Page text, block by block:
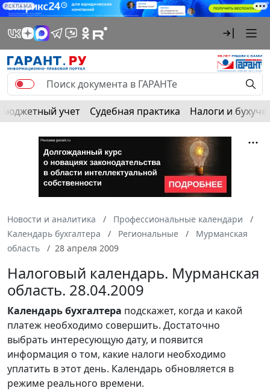
РЕКЛАМА
Бюджетный учет Судебная практика Налоги и
Новости и аналитика
Профессиональные календари
Календарь бухгалтера
Региональные
Мурманская
область
28 апреля 2009
Налоговый календарь. Мурманская
область. 28.04.2009
Календарьбухгалтера подскажет, когда и какой
платеж необходимо совершить. Достаточно
выбрать интересующую дату, и появится
информация о том, какие налоги необходимо
уплатить в этот день. Календарь обновляется в
режиме реального времени.